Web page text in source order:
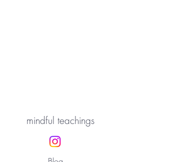
mindful teachings